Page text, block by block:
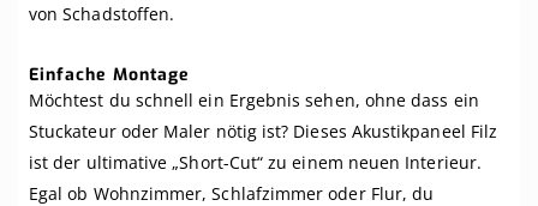
von Schadstoffen.
Einfache Montage
Möchtest du schnell ein Ergebnis sehen, ohne dass ein
Stuckateur oder Maler nötig ist? Dieses Akustikpaneel Filz
ist der ultimative „Short-Cut“ zu einem neuen Interieur.
Egal ob Wohnzimmer, Schlafzimmer oder Flur, du